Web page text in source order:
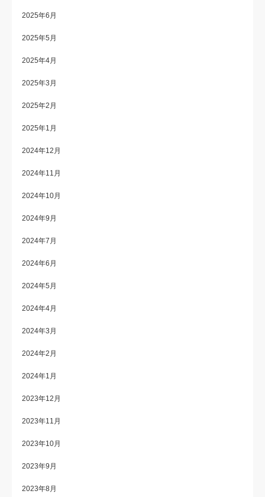
2025年6月
2025年5月
2025年4月
2025年3月
2025年2月
2025年1月
2024年12月
2024年11月
2024年10月
2024年9月
2024年7月
2024年6月
2024年5月
2024年4月
2024年3月
2024年2月
2024年1月
2023年12月
2023年11月
2023年10月
2023年9月
2023年8月